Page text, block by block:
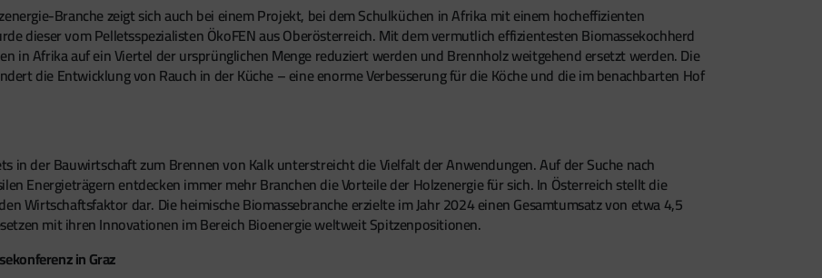
Branche zeigt sich auch bei einem Projekt, bei dem Schulküchen in Afrika mit einem hocheffizienten
dieser vom Pelletsspezialisten ÖkoFEN aus Oberösterreich. Mit dem vermutlich effizientesten Biomassekochherd
in Afrika auf ein Viertel der ursprünglichen Menge reduziert werden und Brennholz weitgehend ersetzt werden. Die
die Entwicklung von Rauch in der Küche – eine enorme Verbesserung für die Köche und die im benachbarten Hof
in der Bauwirtschaft zum Brennen von Kalk unterstreicht die Vielfalt der Anwendungen. Auf der Suche nach
Energieträgern entdecken immer mehr Branchen die Vorteile der Holzenergie für sich. In Österreich stellt die
Wirtschaftsfaktor dar. Die heimische Biomassebranche erzielte im Jahr 2024 einen Gesamtumsatz von etwa 4,5
mit ihren Innovationen im Bereich Bioenergie weltweit Spitzenpositionen.
in Graz